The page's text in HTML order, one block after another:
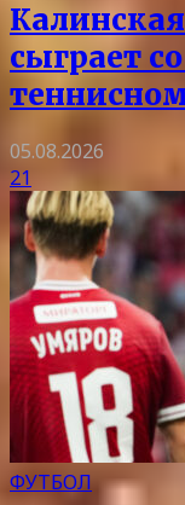
сыграет
05.08.2026
21
ФУТБОЛ